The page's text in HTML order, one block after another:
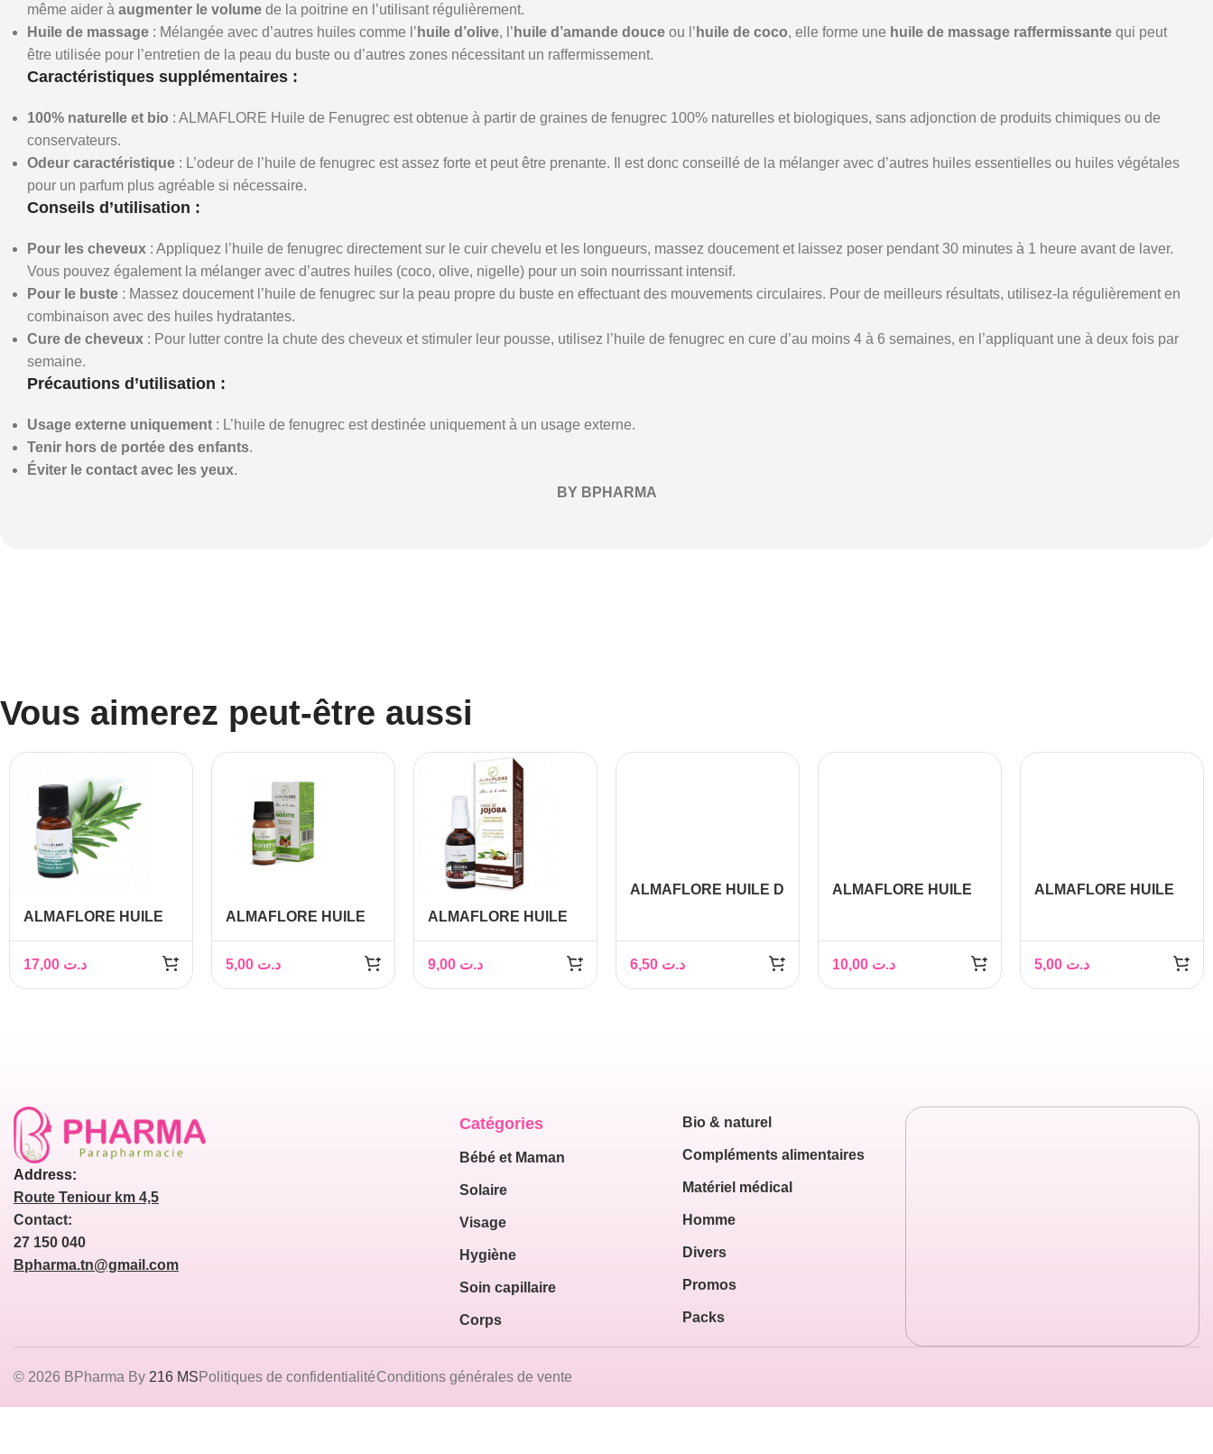
même aider à augmenter le volume de la poitrine en l’utilisant régulièrement.
Huile de massage : Mélangée avec d’autres huiles comme l’ huile d’olive, l’ huile d’amande douce ou l’ huile de coco, elle forme une huile de massage raffermissante qui peut
être utilisée pour l’entretien de la peau du buste ou d’autres zones nécessitant un raffermissement.
Caractéristiques supplémentaires :
100% naturelle et bio : ALMAFLORE Huile de Fenugrec est obtenue à partir de graines de fenugrec 100% naturelles et biologiques, sans adjonction de produits chimiques ou de
conservateurs.
Odeur caractéristique : L’odeur de l’huile de fenugrec est assez forte et peut être prenante. Il est donc conseillé de la mélanger avec d’autres huiles essentielles ou huiles végétales
pour un parfum plus agréable si nécessaire.
Conseils d’utilisation :
Pour les cheveux : Appliquez l’huile de fenugrec directement sur le cuir chevelu et les longueurs, massez doucement et laissez poser pendant 30 minutes à 1 heure avant de laver.
Vous pouvez également la mélanger avec d’autres huiles (coco, olive, nigelle) pour un soin nourrissant intensif.
Pour le buste : Massez doucement l’huile de fenugrec sur la peau propre du buste en effectuant des mouvements circulaires. Pour de meilleurs résultats, utilisez-la régulièrement en
combinaison avec des huiles hydratantes.
Cure de cheveux : Pour lutter contre la chute des cheveux et stimuler leur pousse, utilisez l’huile de fenugrec en cure d’au moins 4 à 6 semaines, en l’appliquant une à deux fois par
semaine.
Précautions d’utilisation :
Usage externe uniquement : L’huile de fenugrec est destinée uniquement à un usage externe.
Tenir hors de portée des enfants.
Éviter le contact avec les yeux.
BY BPHARMA
Vous aimerez peut-être aussi
ALMAFLORE HUILE
10ML
د.ت
ALMAFLORE HUILE
د.ت
ALMAFLORE HUILE
د.ت
ALMAFLORE HUILE D
د.ت
ALMAFLORE HUILE
د.ت
ALMAFLORE HUILE
د.ت
Address:
Route Teniour km 4,5
Contact:
27 150 040
Bpharma.tn@gmail.com
Catégories
Bébé et Maman
Solaire
Visage
Hygiène
Soin capillaire
Corps
Bio & naturel
Compléments alimentaires
Matériel médical
Homme
Divers
Promos
Packs
© 2026 BPharma By 216 MSPolitiques de confidentialitéConditions générales de vente